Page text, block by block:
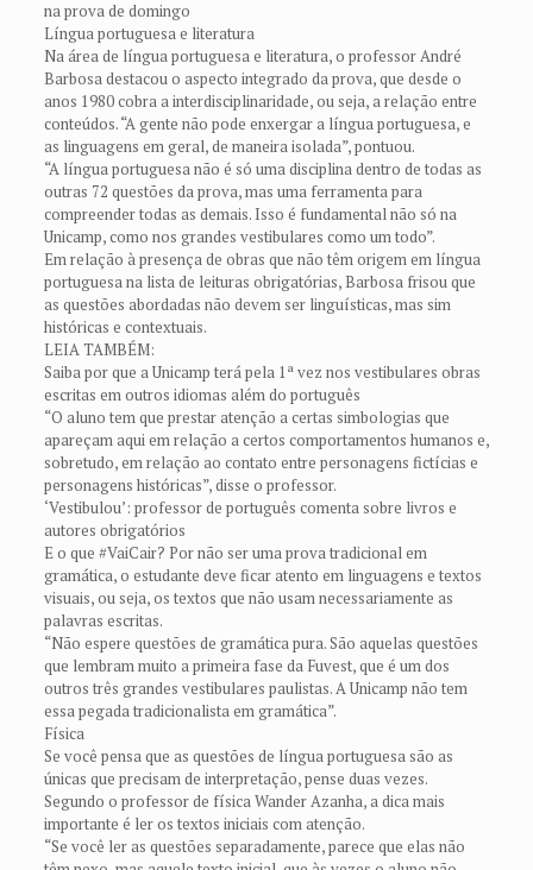
na prova de domingo
Língua portuguesa e literatura
Na área de língua portuguesa e literatura, o professor André
Barbosa destacou o aspecto integrado da prova, que desde o
anos 1980 cobra a interdisciplinaridade, ou seja, a relação entre
conteúdos. “A gente não pode enxergar a língua portuguesa, e
as linguagens em geral, de maneira isolada”, pontuou.
“A língua portuguesa não é só uma disciplina dentro de todas as
outras 72 questões da prova, mas uma ferramenta para
compreender todas as demais. Isso é fundamental não só na
Unicamp, como nos grandes vestibulares como um todo”.
Em relação à presença de obras que não têm origem em língua
portuguesa na lista de leituras obrigatórias, Barbosa frisou que
as questões abordadas não devem ser linguísticas, mas sim
históricas e contextuais.
LEIA TAMBÉM:
Saiba por que a Unicamp terá pela 1ª vez nos vestibulares obras
escritas em outros idiomas além do português
“O aluno tem que prestar atenção a certas simbologias que
apareçam aqui em relação a certos comportamentos humanos e,
sobretudo, em relação ao contato entre personagens fictícias e
personagens históricas”, disse o professor.
‘Vestibulou’: professor de português comenta sobre livros e
autores obrigatórios
E o que #VaiCair? Por não ser uma prova tradicional em
gramática, o estudante deve ficar atento em linguagens e textos
visuais, ou seja, os textos que não usam necessariamente as
palavras escritas.
“Não espere questões de gramática pura. São aquelas questões
que lembram muito a primeira fase da Fuvest, que é um dos
outros três grandes vestibulares paulistas. A Unicamp não tem
essa pegada tradicionalista em gramática”.
Física
Se você pensa que as questões de língua portuguesa são as
únicas que precisam de interpretação, pense duas vezes.
Segundo o professor de física Wander Azanha, a dica mais
importante é ler os textos iniciais com atenção.
“Se você ler as questões separadamente, parece que elas não